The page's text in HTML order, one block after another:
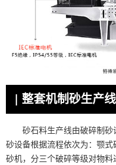
| 整套机制砂生产
砂石料生产线由破碎制
砂设备根据流程依次为：颚
砂机，分三个破碎等级对物料